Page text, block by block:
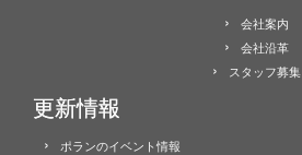
会社案内
会社沿革
スタッフ募集
更新情報
ポランのイベント情報